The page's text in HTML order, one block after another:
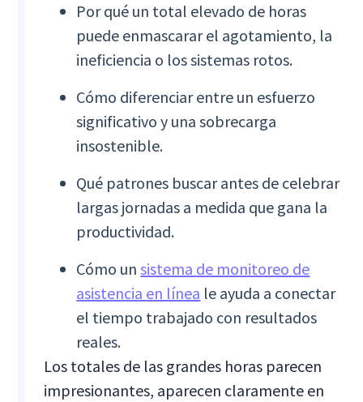
Por qué un total elevado de horas
puede enmascarar el agotamiento, la
ineficiencia o los sistemas rotos.
Cómo diferenciar entre un esfuerzo
significativo y una sobrecarga
insostenible.
Qué patrones buscar antes de celebrar
largas jornadas a medida que gana la
productividad.
Cómo unsistema de monitoreo de
asistencia en línea le ayuda a conectar
el tiempo trabajado con resultados
reales.
Los totales de las grandes horas parecen
impresionantes, aparecen claramente en